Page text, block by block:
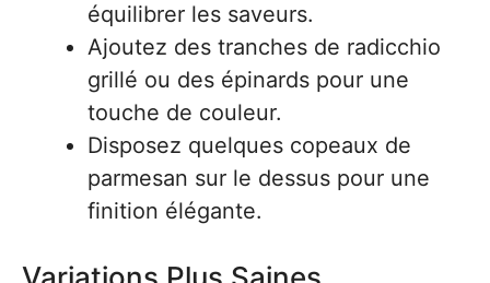
équilibrer les saveurs.
Ajoutez des tranches de radicchio
grillé ou des épinards pour une
touche de couleur.
Disposez quelques copeaux de
parmesan sur le dessus pour une
finition élégante.